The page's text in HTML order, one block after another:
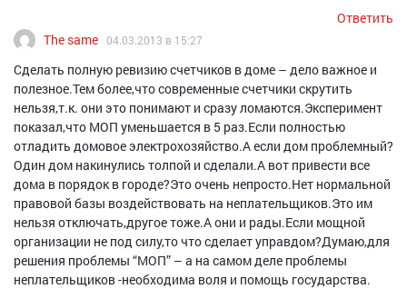
Ответить
The same 04.03.2013 в 15:27
Сделать полную ревизию счетчиков в доме – дело важное и
полезное.Тем более,что современные счетчики скрутить
нельзя,т.к. они это понимают и сразу ломаются.Эксперимент
показал,что МОП уменьшается в 5 раз.Если полностью
отладить домовое электрохозяйство.А если дом проблемный?
Один дом накинулись толпой и сделали.А вот привести все
дома в порядок в городе?Это очень непросто.Нет нормальной
правовой базы воздействовать на неплательщиков.Это им
нельзя отключать,другое тоже.А они и рады.Если мощной
организации не под силу,то что сделает управдом?Думаю,для
решения проблемы “МОП” – а на самом деле проблемы
неплательщиков -необходима воля и помощь государства.